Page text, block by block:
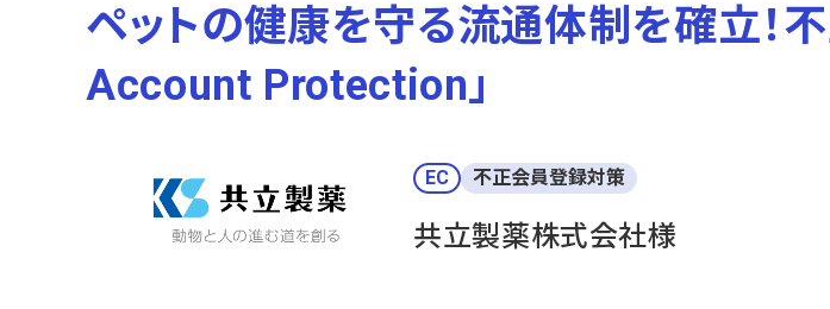
ペットの健康を守る流通体制を確立！
Account Protection」
EC 不正会員登録対策
共立製薬株式会社様